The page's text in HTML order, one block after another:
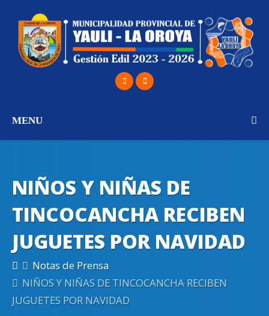
MENU
NIÑOS Y NIÑAS DE
TINCOCANCHA RECIBEN
JUGUETES POR NAVIDAD
Notas de Prensa
NIÑOS Y NIÑAS DE TINCOCANCHA RECIBEN
JUGUETES POR NAVIDAD